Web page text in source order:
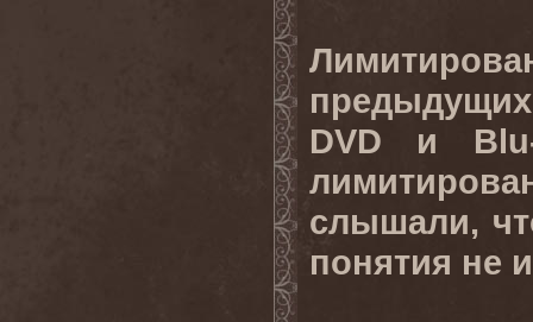
DVD и
слышали,
понятия не